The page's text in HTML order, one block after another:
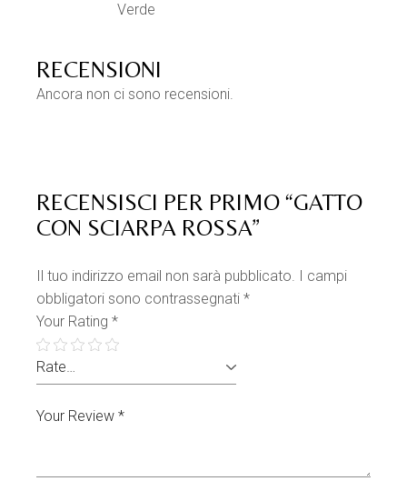
Verde
RECENSIONI
Ancora non ci sono recensioni.
RECENSISCI PER PRIMO “GATTO
CON SCIARPA ROSSA”
Il tuo indirizzo email non sarà pubblicato. I campi
obbligatori sono contrassegnati*
Your Rating*